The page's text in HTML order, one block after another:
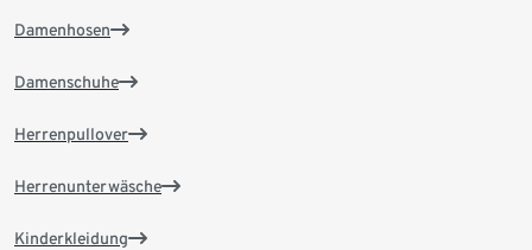
Damenhosen
Damenschuhe
Herrenpullover
Herrenunterwäsche
Kinderkleidung